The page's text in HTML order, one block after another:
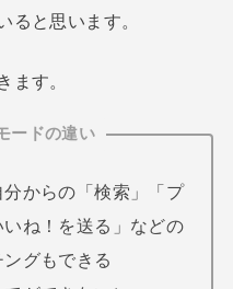
ると思います。
ます。
ードの違い
からの「検索」「プ
ね！を送る」などの
グもできる